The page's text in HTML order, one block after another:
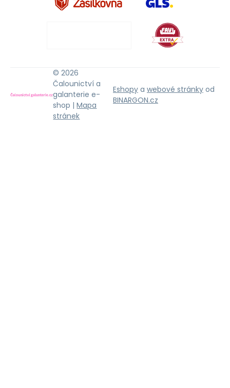
© 2026
Čalounictví a
galanterie e-
shop |Mapa
stránek
Eshopy a webové stránky od
BINARGON.cz